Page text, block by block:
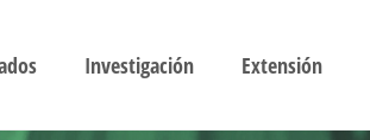
Investigación Extensión